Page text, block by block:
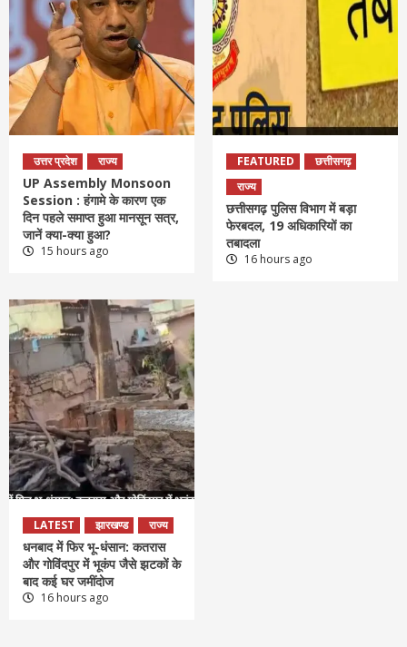
उत्तर प्रदेश राज्य
UP Assembly Monsoon
Session : हंगामे के कारण एक
दिन पहले समाप्त हुआ मानसून सत्र,
जानें क्या-क्या हुआ?
15 hours ago
FEATURED
छत्तीसगढ़
राज्य
छत्तीसगढ़ पुलिस विभाग में बड़ा
फेरबदल, 19 अधिकारियों का
तबादला
16 hours ago
LATEST झारखण्ड राज्य
धनबाद में फिर भू-धंसान: कतरास
और गोविंदपुर में भूकंप जैसे झटकों के
बाद कई घर जमींदोज
16 hours ago